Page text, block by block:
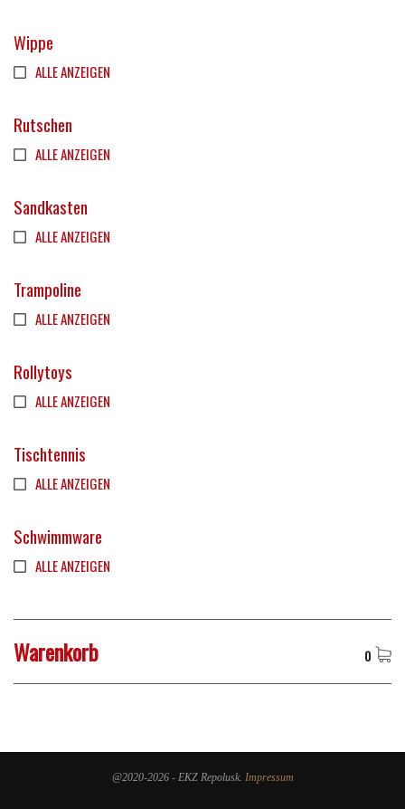
Wippe
ALLE ANZEIGEN
Rutschen
ALLE ANZEIGEN
Sandkasten
ALLE ANZEIGEN
Trampoline
ALLE ANZEIGEN
Rollytoys
ALLE ANZEIGEN
Tischtennis
ALLE ANZEIGEN
Schwimmware
ALLE ANZEIGEN
Warenkorb 0
@2020-2026 - EKZ Repolusk. Impressum